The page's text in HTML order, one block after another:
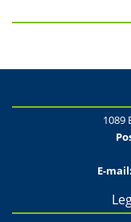
1089
E-mail: